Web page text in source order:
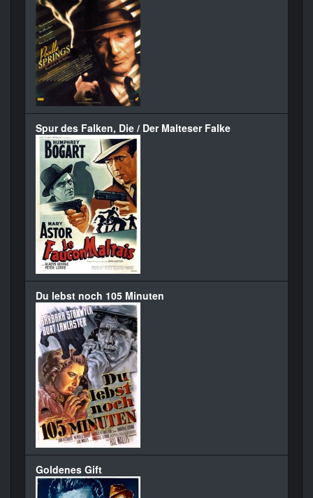
Spur des Falken, Die / Der Malteser Falke
Du lebst noch 105 Minuten
Goldenes Gift